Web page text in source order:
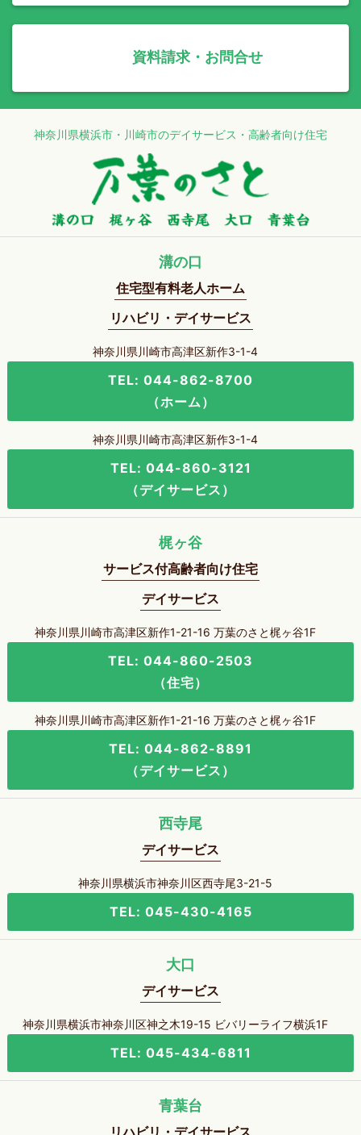
資料請求・お問合せ
神奈川県横浜市・川崎市のデイサービス・高齢者向け住宅
溝の口
住宅型有料老人ホーム
リハビリ・デイサービス
神奈川県川崎市高津区新作3-1-4
TEL: 044-862-8700
（ホーム）
神奈川県川崎市高津区新作3-1-4
TEL: 044-860-3121
（デイサービス）
梶ヶ谷
サービス付高齢者向け住宅
デイサービス
神奈川県川崎市高津区新作1-21-16 万葉のさと梶ヶ谷1F
TEL: 044-860-2503
（住宅）
神奈川県川崎市高津区新作1-21-16 万葉のさと梶ヶ谷1F
TEL: 044-862-8891
（デイサービス）
西寺尾
デイサービス
神奈川県横浜市神奈川区西寺尾3-21-5
TEL: 045-430-4165
大口
デイサービス
神奈川県横浜市神奈川区神之木19-15 ビバリーライフ横浜1F
TEL: 045-434-6811
青葉台